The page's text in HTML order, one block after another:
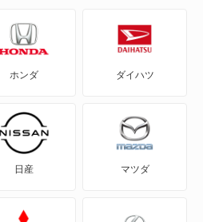
ホンダ ダイハツ
日産 マツダ